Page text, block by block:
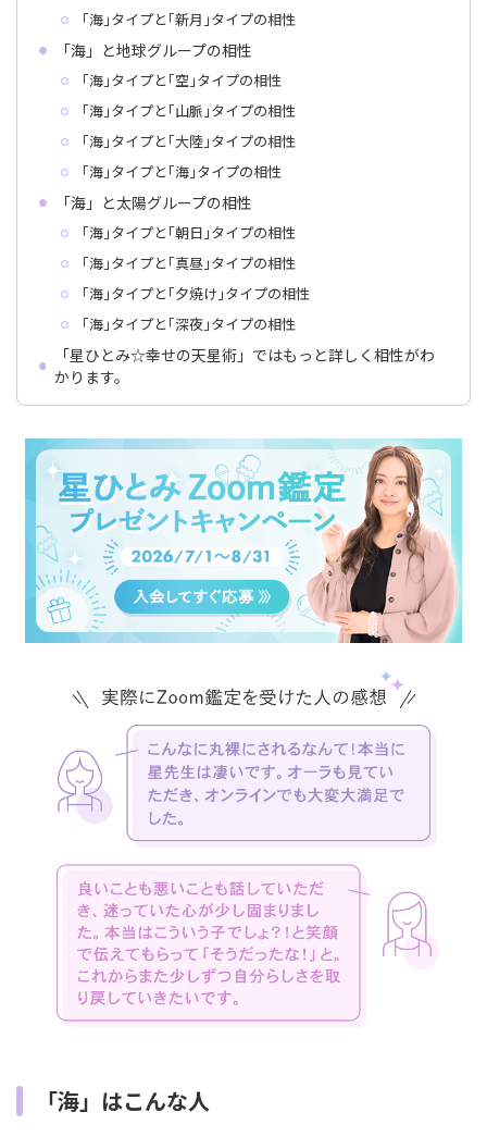
｢海｣タイプと｢新月｣タイプの相性
「海」と地球グループの相性
｢海｣タイプと｢空｣タイプの相性
｢海｣タイプと｢山脈｣タイプの相性
｢海｣タイプと｢大陸｣タイプの相性
｢海｣タイプと｢海｣タイプの相性
「海」と太陽グループの相性
｢海｣タイプと｢朝日｣タイプの相性
｢海｣タイプと｢真昼｣タイプの相性
｢海｣タイプと｢夕焼け｣タイプの相性
｢海｣タイプと｢深夜｣タイプの相性
「星ひとみ☆幸せの天星術」ではもっと詳しく相性がわ
かります。
「海」はこんな人